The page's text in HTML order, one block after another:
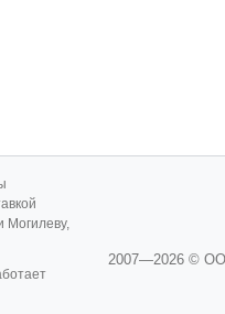
Могилеву,
2007—2026 ©